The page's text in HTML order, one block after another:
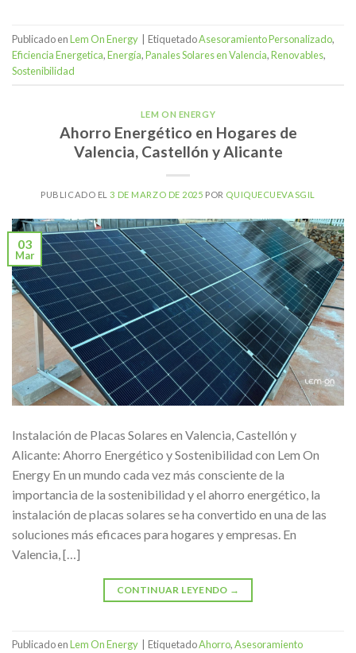
Publicado enLem On Energy EtiquetadoAsesoramiento Personalizado,
Eficiencia Energetica,Energía,Panales Solares en Valencia,Renovables,
Sostenibilidad
LEM ON ENERGY
Ahorro Energético en Hogares de
Valencia, Castellón y Alicante
PUBLICADO EL3 DE MARZO DE 2025 POR QUIQUECUEVASGIL
03
Mar
Instalación de Placas Solares en Valencia, Castellón y
Alicante: Ahorro Energético y Sostenibilidad con Lem On
Energy En un mundo cada vez más consciente de la
importancia de la sostenibilidad y el ahorro energético, la
instalación de placas solares se ha convertido en una de las
soluciones más eficaces para hogares y empresas. En
Valencia, […]
CONTINUAR LEYENDO →
Publicado enLem On Energy EtiquetadoAhorro,Asesoramiento